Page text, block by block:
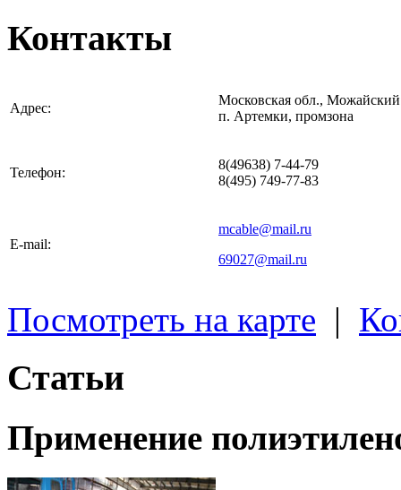
Контакты
Адрес:
Московская обл.,
п. Артемки, промзона
Телефон:
8(49638) 7-44-79
8(495) 749-77-83
E-mail:
mcable@mail.ru
69027@mail.ru
Посмотреть на карте |
Статьи
Применение